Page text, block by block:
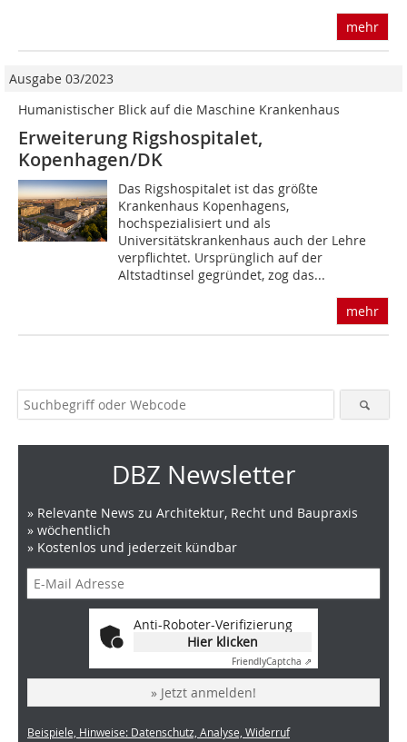
mehr
Ausgabe 03/2023
Humanistischer Blick auf die Maschine Krankenhaus
Erweiterung Rigshospitalet,
Kopenhagen/DK
Das Rigshospitalet ist das größte
Krankenhaus Kopenhagens,
hochspezialisiert und als
Universitätskrankenhaus auch der Lehre
verpflichtet. Ursprünglich auf der
Altstadtinsel gegründet, zog das...
mehr
DBZ Newsletter
» Relevante News zu Architektur, Recht und Baupraxis
» wöchentlich
» Kostenlos und jederzeit kündbar
Anti-Roboter-Verifizierung
Hier klicken
FriendlyCaptcha ⇗
» Jetzt anmelden!
Beispiele, Hinweise: Datenschutz, Analyse, Widerruf